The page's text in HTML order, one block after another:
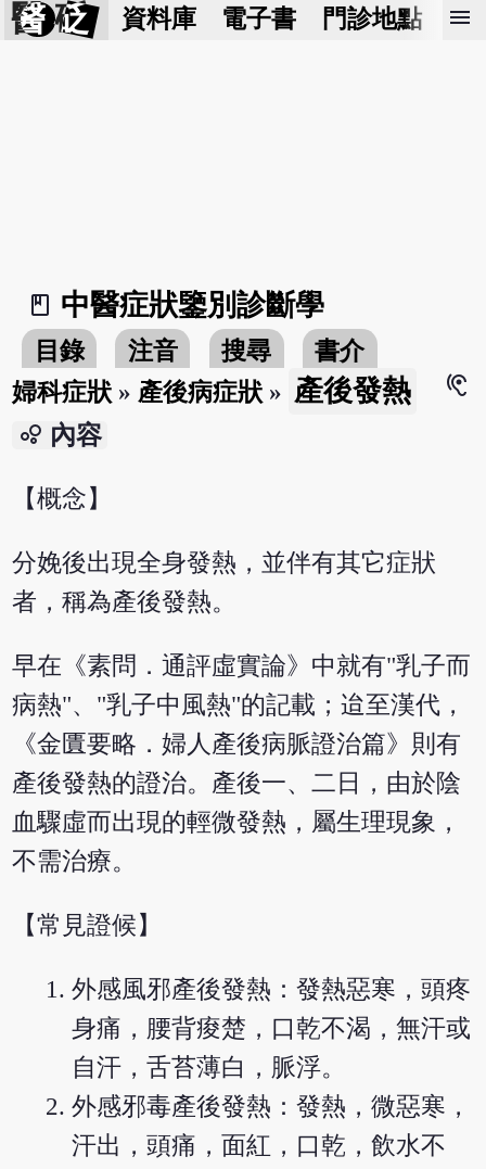
醫 砭 資料庫 電子書 門診地點 預
menu
book_2
中醫症狀鑒別診斷學
目錄 注音 搜尋
書介
婦科症狀 » 產後病症狀 » 產後發熱
hearing
bubble_chart 內容
【概念】
分娩後出現全身發熱，並伴有其它症狀
者，稱為產後發熱。
早在《素問．通評虛實論》中就有"乳子而
病熱"、"乳子中風熱"的記載；迨至漢代，
《金匱要略．婦人產後病脈證治篇》則有
產後發熱的證治。產後一、二日，由於陰
血驟虛而出現的輕微發熱，屬生理現象，
不需治療。
【常見證候】
外感風邪產後發熱：發熱惡寒，頭疼
身痛，腰背痠楚，口乾不渴，無汗或
自汗，舌苔薄白，脈浮。
外感邪毒產後發熱：發熱，微惡寒，
汗出，頭痛，面紅，口乾，飲水不